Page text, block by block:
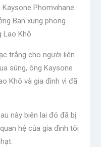
Phomvihane.
Ban xung phong
Lao Khô.
trắng cho người liên
súng, ông Kaysone
Khô và gia đình vì đã
này biên lai đó đã bị
hệ của gia đình tôi